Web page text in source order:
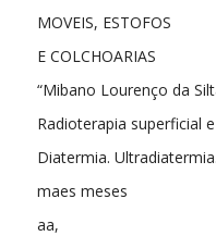
MOVEIS, ESTOFOS
E COLCHOARIAS
“Mibano Lourenço da
Radioterapia superficial
Diatermia.
maes meses
aa,